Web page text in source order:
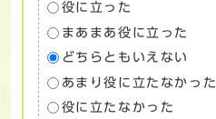
役に立った
まあまあ役に立った
どちらともいえない
あまり役に立たなかった
役に立たなかった